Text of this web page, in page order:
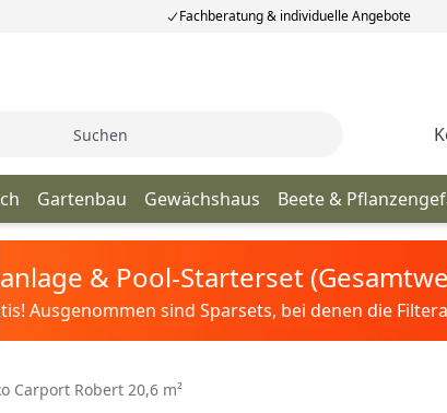
Fachberatung & individuelle Angebote
Gartenbau Gewächshaus Beete &
& Pool-Starterset
Ausgenommen sind Sparsets, bei denen die
Carport Robert 20,6 m²